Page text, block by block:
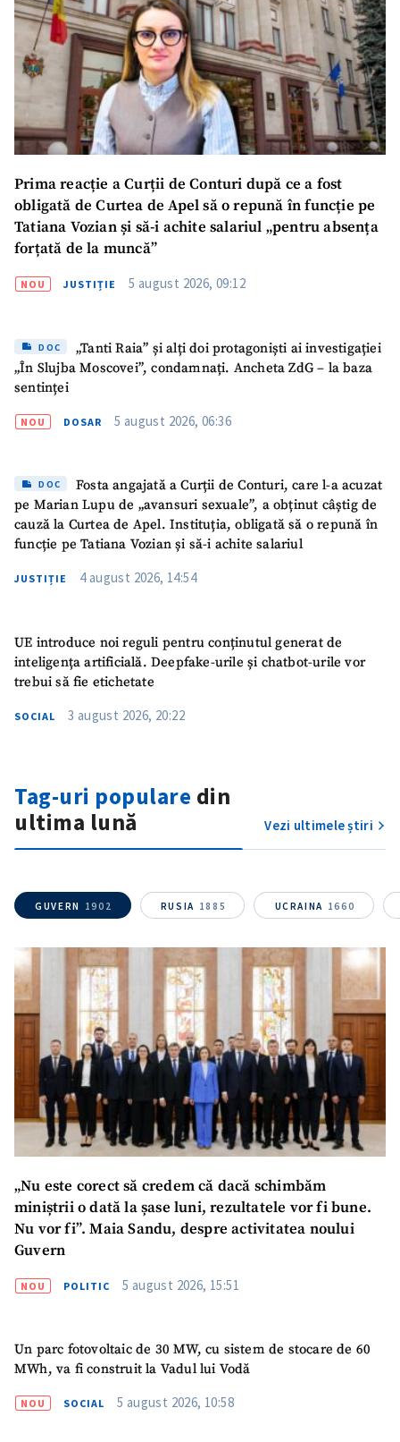
Prima reacție a Curții de Conturi după ce a fost
obligată de Curtea de Apel să o repună în funcție pe
Tatiana Vozian și să-i achite salariul „pentru absența
forțată de la muncă”
NOU JUSTIȚIE 5 august 2026, 09:12
DOC
„Tanti Raia” și alți doi protagoniști ai investigației
„În Slujba Moscovei”, condamnați. Ancheta ZdG – la baza
sentinței
NOU DOSAR 5 august 2026, 06:36
DOC
Fosta angajată a Curții de Conturi, care l-a acuzat
pe Marian Lupu de „avansuri sexuale”, a obținut câștig de
cauză la Curtea de Apel. Instituția, obligată să o repună în
funcție pe Tatiana Vozian și să-i achite salariul
JUSTIȚIE 4 august 2026, 14:54
UE introduce noi reguli pentru conținutul generat de
inteligența artificială. Deepfake-urile și chatbot-urile vor
trebui să fie etichetate
SOCIAL 3 august 2026, 20:22
Tag-uri populare din
ultima lună
Vezi ultimele știri
GUVERN 1902 RUSIA 1885 UCRAINA 1660
„Nu este corect să credem că dacă schimbăm
miniștrii o dată la șase luni, rezultatele vor fi bune.
Nu vor fi”. Maia Sandu, despre activitatea noului
Guvern
NOU POLITIC 5 august 2026, 15:51
Un parc fotovoltaic de 30 MW, cu sistem de stocare de 60
MWh, va fi construit la Vadul lui Vodă
NOU SOCIAL 5 august 2026, 10:58